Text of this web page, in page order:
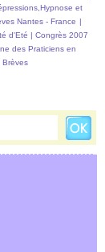
et
Nantes - France |
d'Eté | Congrès 2007
des Praticiens en
Brèves